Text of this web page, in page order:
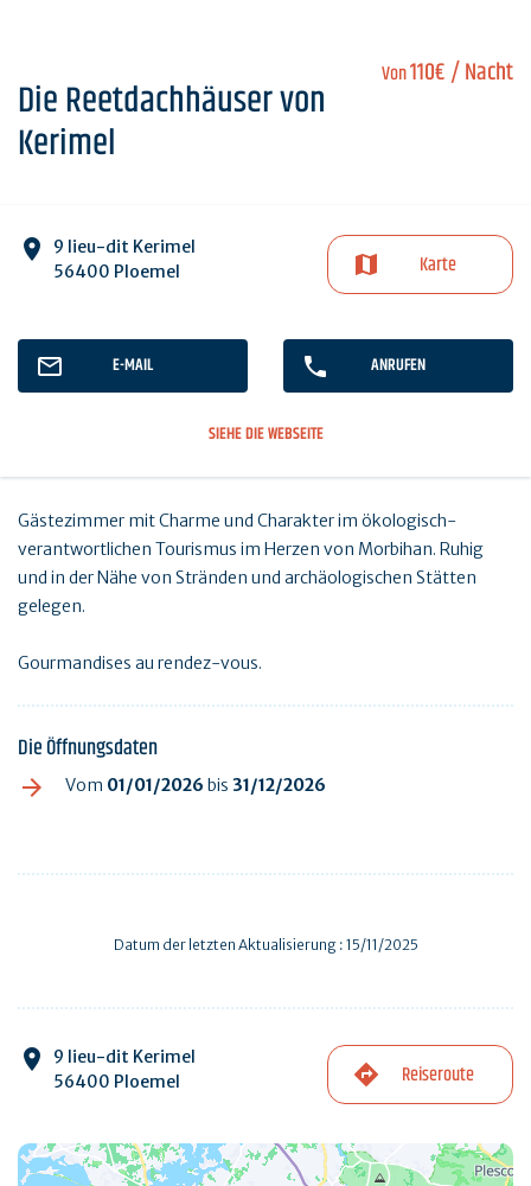
Von110€/ Nacht
Die Reetdachhäuser von
Kerimel
9 lieu-dit Kerimel
56400 Ploemel
Karte
E-MAIL ANRUFEN
SIEHE DIE WEBSEITE
Gästezimmer mit Charme und Charakter im ökologisch-
verantwortlichen Tourismus im Herzen von Morbihan. Ruhig
und in der Nähe von Stränden und archäologischen Stätten
gelegen.
Gourmandises au rendez-vous.
Die Öffnungsdaten
Vom 01/01/2026 bis 31/12/2026
Datum der letzten Aktualisierung : 15/11/2025
9 lieu-dit Kerimel
56400 Ploemel
Reiseroute